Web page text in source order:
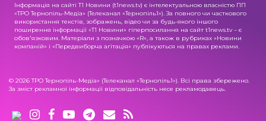
Інформація на сайті Т1 Новини (t1news.tv) є інтелектуальною власністю ПП
«ТРО Тернопіль-Медіа» (Телеканал «Тернопіль1»). За повного чи часткового
використання текстів, зображень, відео чи за будь-якого іншого
поширення інформації «Т1 Новини» гіперпосилання на сайт t1news.tv – є
обов'язковим. Матеріали з позначкою «R», а також в рубриках «Новини
компаній» і «Передвиборча агітація» публікуються на правах реклами.
© 2026 ТРО Тернопіль-Медіа» (Телеканал «Тернопіль1»). Всі права збережено.
За зміст рекламної інформації відповідальність несе рекламодавець.